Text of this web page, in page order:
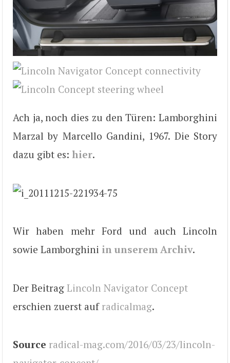
Ach ja, noch dies zu den Türen: Lamborghini
Marzal by Marcello Gandini, 1967. Die Story
dazu gibt es: hier.
Wir haben mehr Ford und auch Lincoln
sowie Lamborghini in unserem Archiv.
Der Beitrag Lincoln Navigator Concept
erschien zuerst auf radicalmag.
Source radical-mag.com/2016/03/23/lincoln-